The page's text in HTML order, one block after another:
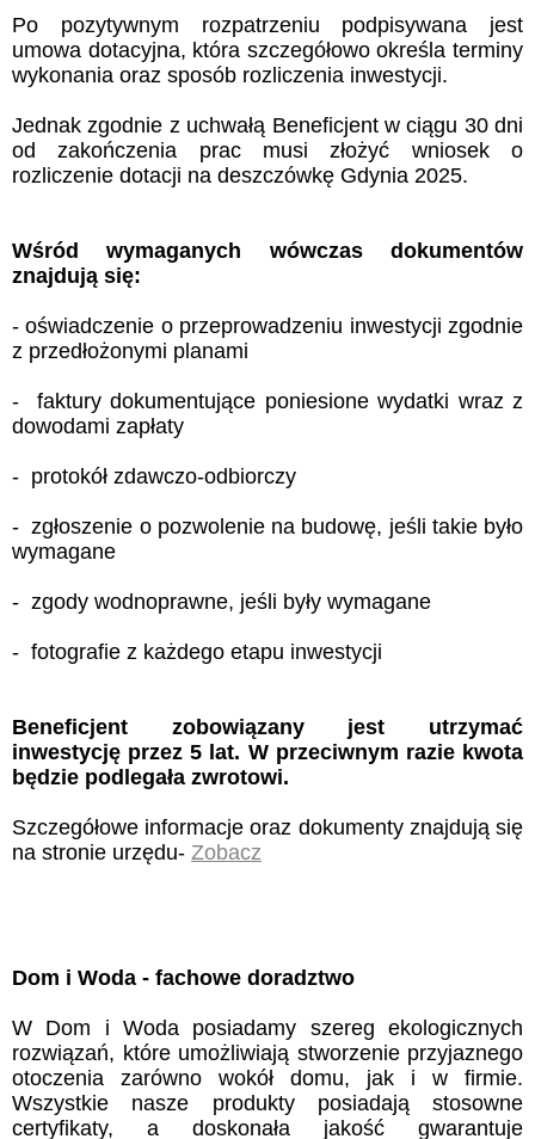
Po pozytywnym rozpatrzeniu podpisywana jest
umowa dotacyjna, która szczegółowo określa terminy
wykonania oraz sposób rozliczenia inwestycji.
Jednak zgodnie z uchwałą Beneficjent w ciągu 30 dni
od zakończenia prac musi złożyć wniosek o
rozliczenie dotacji na deszczówkę Gdynia 2025.
Wśród wymaganych wówczas dokumentów
znajdują się:
- oświadczenie o przeprowadzeniu inwestycji zgodnie
z przedłożonymi planami
- faktury dokumentujące poniesione wydatki wraz z
dowodami zapłaty
- protokół zdawczo-odbiorczy
- zgłoszenie o pozwolenie na budowę, jeśli takie było
wymagane
- zgody wodnoprawne, jeśli były wymagane
- fotografie z każdego etapu inwestycji
Beneficjent zobowiązany jest utrzymać
inwestycję przez 5 lat. W przeciwnym razie kwota
będzie podlegała zwrotowi.
Szczegółowe informacje oraz dokumenty znajdują się
na stronie urzędu- Zobacz
Dom i Woda - fachowe doradztwo
W Dom i Woda posiadamy szereg ekologicznych
rozwiązań, które umożliwiają stworzenie przyjaznego
otoczenia zarówno wokół domu, jak i w firmie.
Wszystkie nasze produkty posiadają stosowne
certyfikaty, a doskonała jakość gwarantuje